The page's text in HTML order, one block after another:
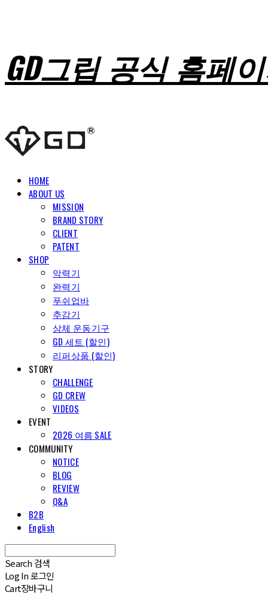
GD그립 공식 홈페
HOME
ABOUT US
MISSION
BRAND STORY
CLIENT
PATENT
SHOP
악력기
완력기
푸쉬업바
추감기
상체 운동기구
GD 세트 (할인)
리퍼상품 (할인)
STORY
CHALLENGE
GD CREW
VIDEOS
EVENT
2026 여름 SALE
COMMUNITY
NOTICE
BLOG
REVIEW
Q&A
B2B
English
Search 검색
Log In로그인
Cart장바구니